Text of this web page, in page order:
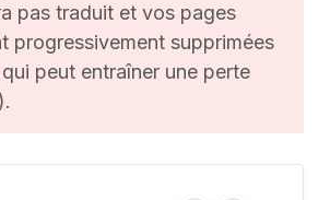
pas traduit et vos pages
progressivement supprimées
peut entraîner une perte